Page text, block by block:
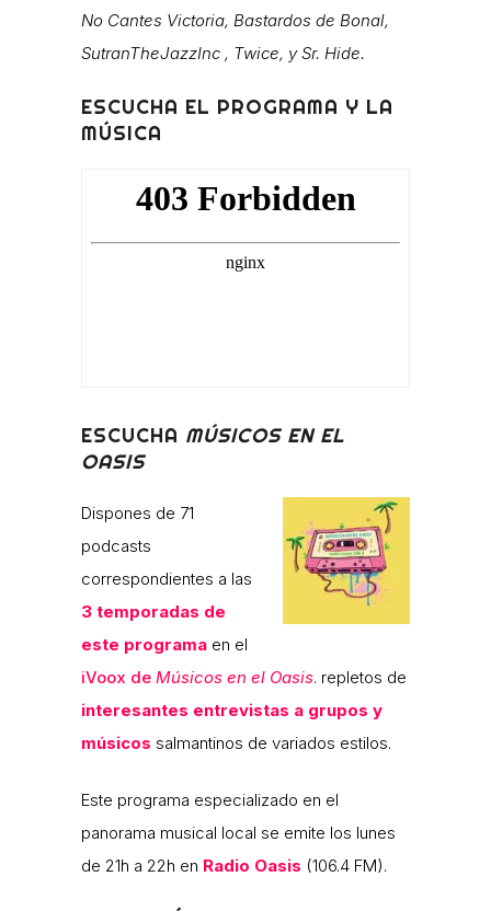
No Cantes Victoria, Bastardos de Bonal,
SutranTheJazzInc , Twice, y Sr. Hide.
ESCUCHA EL PROGRAMA Y LA
MÚSICA
ESCUCHA MÚSICOS EN EL
OASIS
Dispones de 71
podcasts
correspondientes a las
3 temporadas de
este programa en el
iVoox de Músicos en el Oasis. repletos de
interesantes entrevistas a grupos y
músicos salmantinos de variados estilos.
Este programa especializado en el
panorama musical local se emite los lunes
de 21h a 22h en Radio Oasis (106.4 FM).